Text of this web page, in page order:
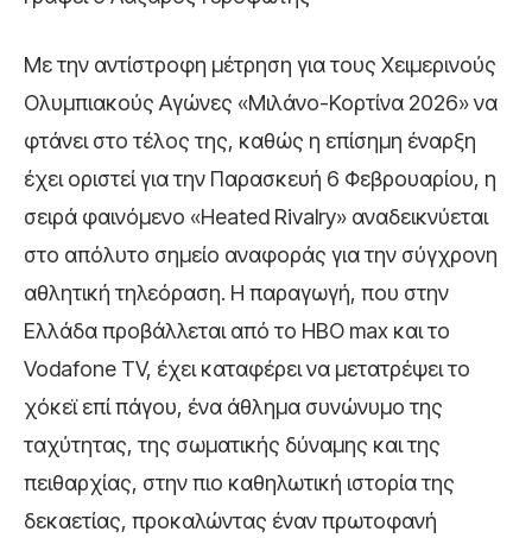
Με την αντίστροφη μέτρηση για τους Χειμερινούς
Ολυμπιακούς Αγώνες «Μιλάνο-Κορτίνα 2026» να
φτάνει στο τέλος της, καθώς η επίσημη έναρξη
έχει οριστεί για την Παρασκευή 6 Φεβρουαρίου, η
σειρά φαινόμενο «Heated Rivalry» αναδεικνύεται
στο απόλυτο σημείο αναφοράς για την σύγχρονη
αθλητική τηλεόραση. Η παραγωγή, που στην
Ελλάδα προβάλλεται από το HBO max και το
Vodafone TV, έχει καταφέρει να μετατρέψει το
χόκεϊ επί πάγου, ένα άθλημα συνώνυμο της
ταχύτητας, της σωματικής δύναμης και της
πειθαρχίας, στην πιο καθηλωτική ιστορία της
δεκαετίας, προκαλώντας έναν πρωτοφανή